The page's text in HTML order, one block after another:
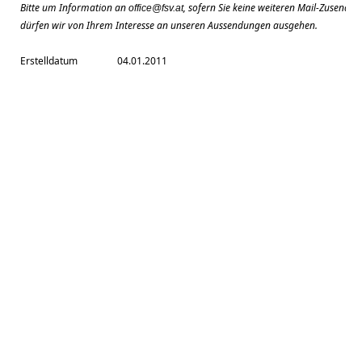
Bitte um Information an office@fsv.at, sofern Sie keine weiteren Mail-
dürfen wir von Ihrem Interesse an unseren Aussendungen ausgehen.
Erstelldatum 04.01.2011